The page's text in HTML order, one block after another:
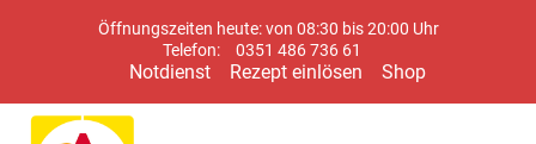
Öffnungszeiten heute: von 08:30 bis 20:00 Uhr
Telefon:
0351 486 736 61
Notdienst Rezept einlösen Shop